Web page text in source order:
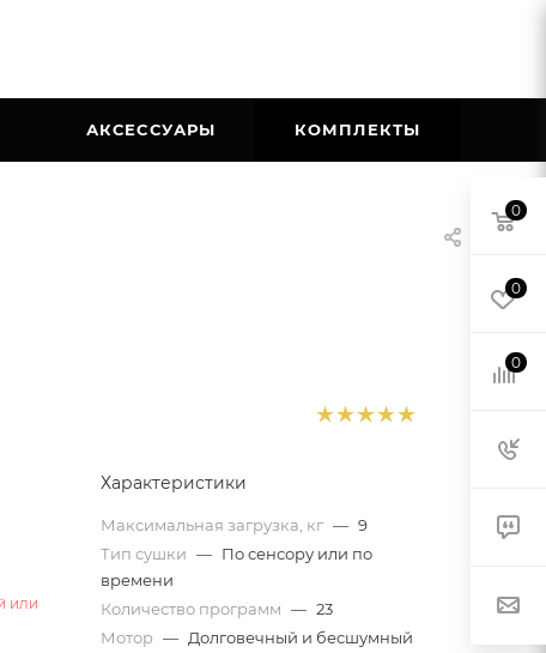
АКСЕССУАРЫ КОМПЛЕКТЫ
или
Характеристики
Максимальная загрузка, кг — 9
Тип сушки — По сенсору или по
времени
Количество программ — 23
Мотор — Долговечный и бесшумный
0
0
0